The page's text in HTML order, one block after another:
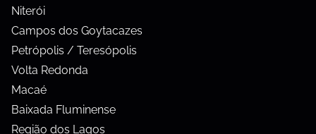
Niterói
Campos dos Goytacazes
Petrópolis / Teresópolis
Volta Redonda
Macaé
Baixada Fluminense
Região dos Lagos